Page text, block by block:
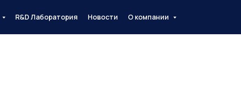
R&D Лаборатория Новости О компании